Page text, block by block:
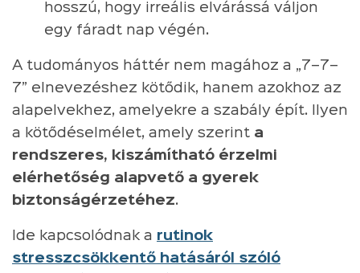
hosszú, hogy irreális elvárássá váljon
egy fáradt nap végén.
A tudományos háttér nem magához a „7–7–
7” elnevezéshez kötődik, hanem azokhoz az
alapelvekhez, amelyekre a szabály épít. Ilyen
a kötődéselmélet, amely szerint a
rendszeres, kiszámítható érzelmi
elérhetőség alapvető a gyerek
biztonságérzetéhez.
Ide kapcsolódnak a rutinok
stresszcsökkentő hatásáról szóló